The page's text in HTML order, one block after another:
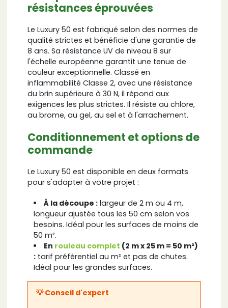
résistances éprouvées
Le Luxury 50 est fabriqué selon des normes de
qualité strictes et bénéficie d'une garantie de
8 ans. Sa résistance UV de niveau 8 sur
l'échelle européenne garantit une tenue de
couleur exceptionnelle. Classé en
inflammabilité Classe 2, avec une résistance
du brin supérieure à 30 N, il répond aux
exigences les plus strictes. Il résiste au chlore,
au brome, au gel, au sel et à l'arrachement.
Conditionnement et options de
commande
Le Luxury 50 est disponible en deux formats
pour s'adapter à votre projet :
À la découpe : largeur de 2 m ou 4 m,
longueur ajustée tous les 50 cm selon vos
besoins. Idéal pour les surfaces de moins de
50 m².
En rouleau complet (2 m x 25 m = 50 m²)
: tarif préférentiel au m² et pas de chutes.
Idéal pour les grandes surfaces.
💡 Conseil d'expert